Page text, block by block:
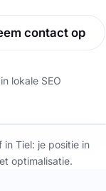
contact op
lokale SEO
Met SEO Lokaal
in Tiel: je positie in
optimalisatie.